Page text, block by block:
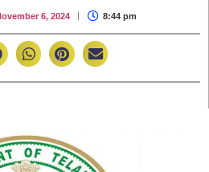
6, 2024 8:44 pm